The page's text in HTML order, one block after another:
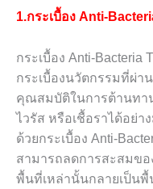
1.กระเบื้อง Anti-
กระเบื้อง Anti-Bacteria
กระเบื้องนวัตกรรมที่ผ่า
คุณสมบัติในการต้านทา
ไวรัส หรือเชื้อราได้อย่
ด้วยกระเบื้อง Anti-
สามารถลดการสะสมขอ
พื้นที่เหล่านั้นกลายเป็น